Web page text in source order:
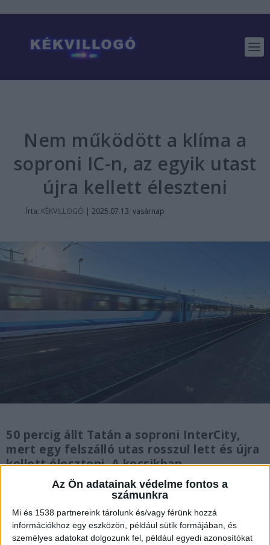
Az Ön adatainak védelme fontos a
számunkra
Mi és 1538 partnereink tárolunk és/vagy férünk hozzá
információkhoz egy eszközön, például sütik formájában, és
személyes adatokat dolgozunk fel, például egyedi azonosítókat
Nem működött a klíma a
soproni IC-n, az egyik utast
újra kellett éleszteni
Írta: KÉKVILLOGÓ | 2025.07.13. vasárnap
50 percig állt Tatán a soproni InterCity,
mert egy felszálló utas rosszul lett és újra
kellett éleszteni. A kocsikban
elviselhetetlen hőség volt, a klíma nem
működött, az utasok alig kaptak levegőt. A
vonat majdnem egy órát vesztegelt Tatán,
miközben mentőt hívtak a rosszul lett
férfihoz.